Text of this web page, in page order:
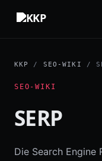
KKP / SEO-WIKI /
SEO-WIKI
SERP
Die Search Engine